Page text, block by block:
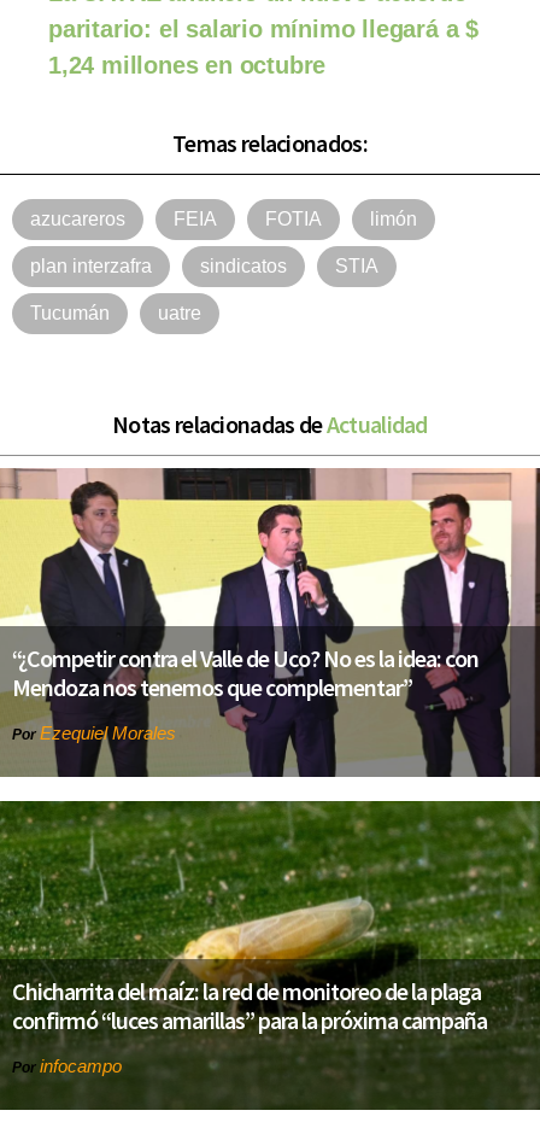
paritario: el salario mínimo llegará a $
1,24 millones en octubre
Temas relacionados:
azucareros FEIA FOTIA limón
plan interzafra sindicatos STIA
Tucumán uatre
Notas relacionadas deActualidad
“¿Competir contra el Valle de Uco? No es la idea: con
Mendoza nos tenemos que complementar”
Por Ezequiel Morales
Chicharrita del maíz: la red de monitoreo de la plaga
confirmó “luces amarillas” para la próxima campaña
Por infocampo